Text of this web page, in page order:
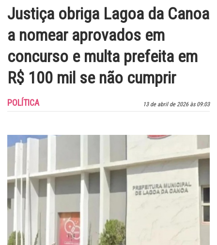
Justiça obriga Lagoa da Canoa
a nomear aprovados em
concurso e multa prefeita em
R$ 100 mil se não cumprir
13 de abril de 2026 às 09:03
POLÍTICA